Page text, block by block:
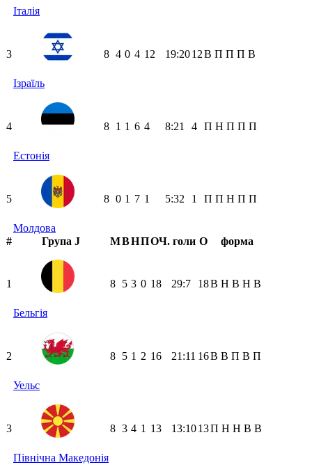
Італія
3
Ізраїль
8 4 0 4 12 19:2012В П П П В
4
Естонія
8 1 1 6 4 8:21 4 П Н П П П
5
Молдова
8 0 1 7 1 5:32 1 П П Н П П
# Група J МВНПОЧ. голи О форма
1
Бельгія
8 5 3 0 18 29:7 18В Н В Н В
2
Уельс
8 5 1 2 16 21:11 16В В П В П
3
Північна Македонія
8 3 4 1 13 13:1013П Н Н В В